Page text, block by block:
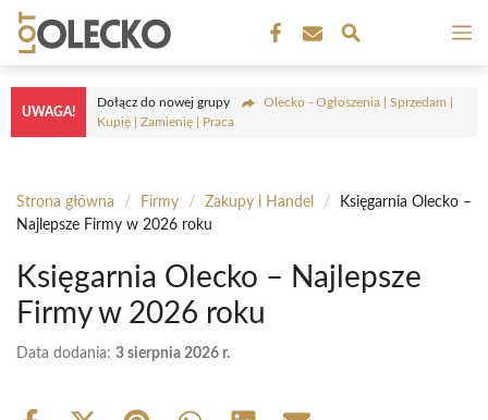
Przejdź
treści
UWAGA!
Dołącz do nowej grupy
Olecko - Ogłoszenia | Sprzedam |
Kupię | Zamienię | Praca
Strona główna / Firmy / Zakupy i Handel /
Księgarnia Olecko –
Najlepsze Firmy w 2026 roku
Księgarnia Olecko – Najlepsze
Firmy w 2026 roku
Data dodania: 3 sierpnia 2026 r.